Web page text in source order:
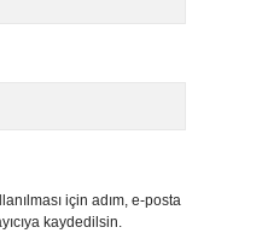
için adım, e-posta
kaydedilsin.